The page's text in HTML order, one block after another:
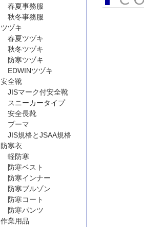
春夏事務服
秋冬事務服
ツヅキ
春夏ツヅキ
秋冬ツヅキ
防寒ツヅキ
EDWINツヅキ
安全靴
JISマーク付安全靴
スニーカータイプ
安全長靴
プーマ
JIS規格とJSAA規格
防寒衣
軽防寒
防寒ベスト
防寒インナー
防寒ブルゾン
防寒コート
防寒パンツ
作業用品